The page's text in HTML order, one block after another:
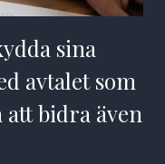
sina
avtalet som
bidra även